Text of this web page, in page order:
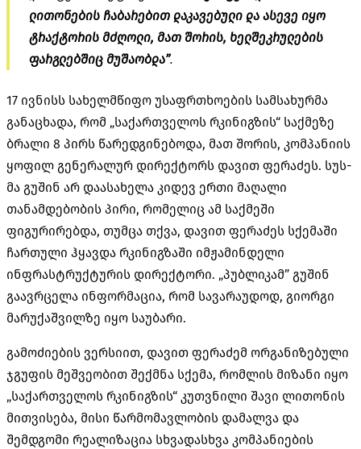
ლითონების ჩაბარებით დაკავებული და ასევე იყო
ტრაქტორის მძღოლი, მათ შორის, ხელშეკრულების
ფარგლებშიც მუშაობდა”.
17 ივნისს სახელმწიფო უსაფრთხოების სამსახურმა
განაცხადა, რომ „საქართველოს რკინიგზის“ საქმეზე
ბრალი 8 პირს წარედგინებოდა, მათ შორის, კომპანიის
ყოფილ გენერალურ დირექტორს დავით ფერაძეს. სუს-
მა გუშინ არ დაასახელა კიდევ ერთი მაღალი
თანამდებობის პირი, რომელიც ამ საქმეში
ფიგურირებდა, თუმცა თქვა, დავით ფერაძეს სქემაში
ჩართული ჰყავდა რკინიგზაში იმჟამინდელი
ინფრასტრუქტურის დირექტორი. „პუბლიკამ” გუშინ
გაავრცელა ინფორმაცია, რომ სავარაუდოდ, გიორგი
მარუქაშვილზე იყო საუბარი.
გამოძიების ვერსიით, დავით ფერაძემ ორგანიზებული
ჯგუფის მეშვეობით შექმნა სქემა, რომლის მიზანი იყო
„საქართველოს რკინიგზის“ კუთვნილი შავი ლითონის
მითვისება, მისი წარმომავლობის დამალვა და
შემდგომი რეალიზაცია სხვადასხვა კომპანიების